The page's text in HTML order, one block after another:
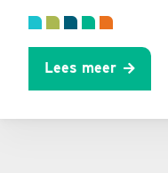
Lees meer